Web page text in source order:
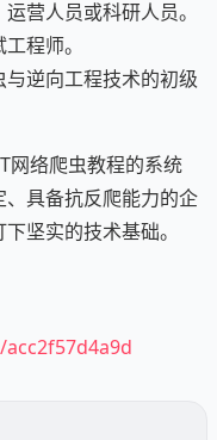
营人员或科研人员。
程师。
逆向工程技术的初级
网络爬虫教程的系统
具备抗反爬能力的企
坚实的技术基础。